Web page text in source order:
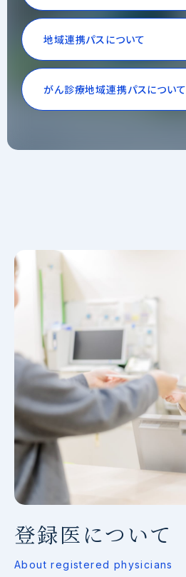
地域連携パスについて
がん診療地域連携パスについて
登録医について
About registered physicians